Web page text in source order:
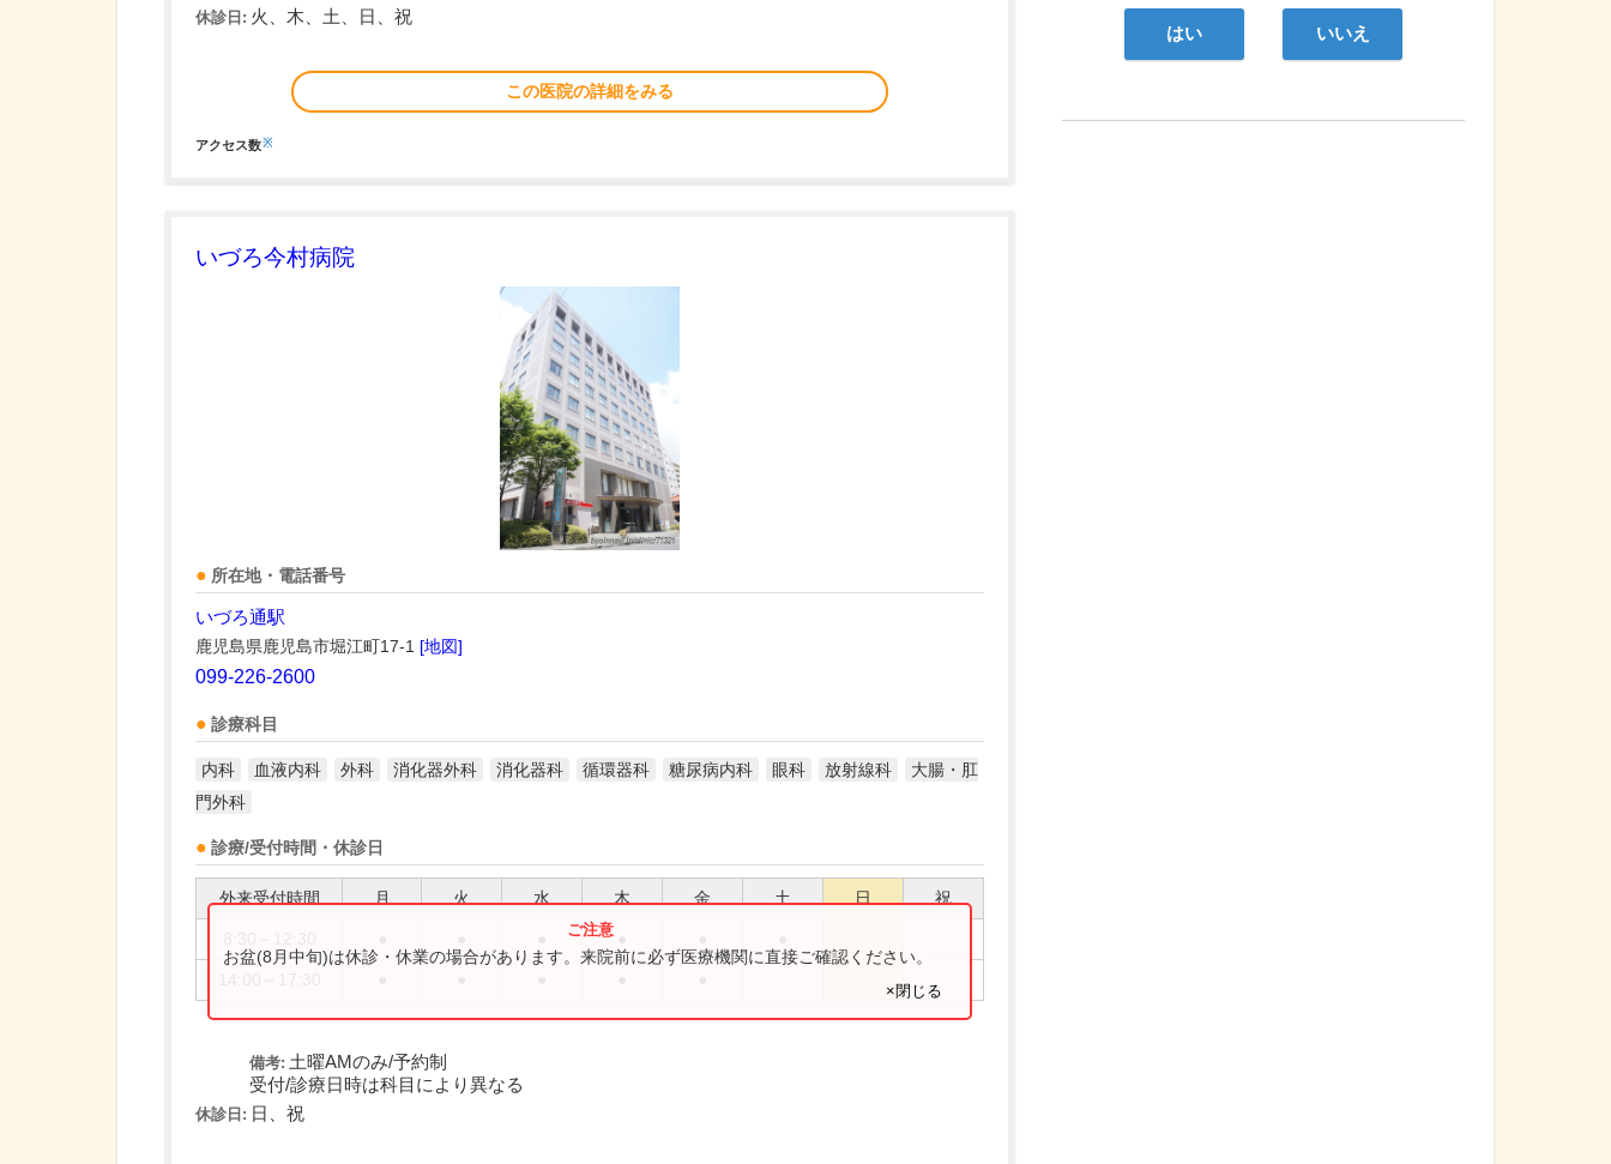
休診日: 火、木、土、日、祝
この医院の詳細をみる
アクセス数※
いづろ今村病院
所在地・電話番号
いづろ通駅
鹿児島県鹿児島市堀江町17-1 [地図]
099-226-2600
診療科目
内科 血液内科 外科 消化器外科 消化器科 循環器科 糖尿病内科 眼科 放射線科
大腸・肛
門外科
診療/受付時間・休診日
外来受付時間 月 火 水 木 金 土 日 祝
お盆(8月中旬)は休診・休業の場合があります。来院前に必ず医療機関に直接ご確認ください。
×閉じる
備考: 土曜AMのみ/予約制
受付/診療日時は科目により異なる
休診日: 日、祝
はい いいえ